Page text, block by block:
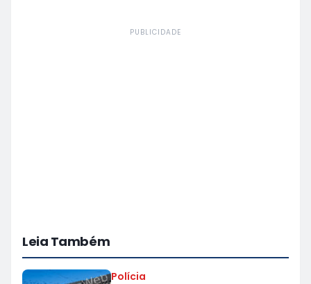
PUBLICIDADE
Leia Também
Polícia